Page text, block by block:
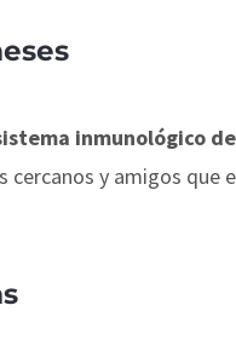
inmunológico
y amigos que